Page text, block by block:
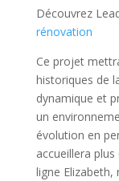
Découvrez
rénovation
Ce projet
historiques de
dynamique et
un
évolution en
accueillera
ligne